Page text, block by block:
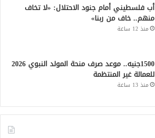
أب فلسطيني أمام جنود الاحتلال: «لا تخاف
منهم.. خاف من ربنا»
منذ 12 ساعة
1500جنيه.. موعد صرف منحة المولد النبوي 2026
للعمالة غير المنتظمة
منذ 13 ساعة